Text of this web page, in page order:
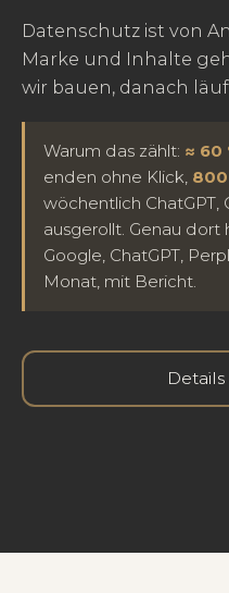
Datenschutz ist von
Marke und Inhalte
wir bauen, danach
Warum das zählt: ≈ 60
enden ohne Klick, 800
wöchentlich ChatGPT,
ausgerollt. Genau dort
Google, ChatGPT,
Monat, mit Bericht.
Details